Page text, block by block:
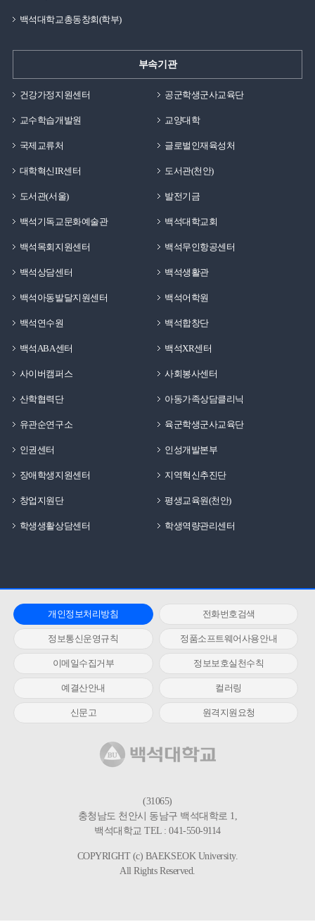
백석대학교총동창회(학부)
부속기관
건강가정지원센터 공군학생군사교육단
교수학습개발원 교양대학
국제교류처 글로벌인재육성처
대학혁신IR센터 도서관(천안)
도서관(서울) 발전기금
백석기독교문화예술관 백석대학교회
백석목회지원센터 백석무인항공센터
백석상담센터 백석생활관
백석아동발달지원센터 백석어학원
백석연수원 백석합창단
백석ABA센터 백석XR센터
사이버캠퍼스 사회봉사센터
산학협력단 아동가족상담클리닉
유관순연구소 육군학생군사교육단
인권센터 인성개발본부
장애학생지원센터 지역혁신추진단
창업지원단 평생교육원(천안)
학생생활상담센터 학생역량관리센터
개인정보처리방침 전화번호검색
정보통신운영규칙 정품소프트웨어사용안내
이메일수집거부 정보보호실천수칙
예결산안내 컬러링
신문고 원격지원요청
(31065)
충청남도 천안시 동남구 백석대학로 1,
백석대학교 TEL : 041-550-9114
COPYRIGHT (c) BAEKSEOK University.
All Rights Reserved.